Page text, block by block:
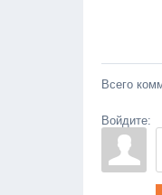
Всего
Войдите: